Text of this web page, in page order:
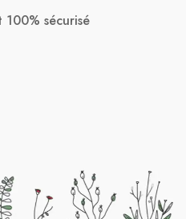
100% sécurisé